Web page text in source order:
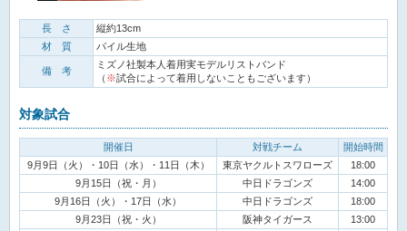
長 さ
縦約13cm
材 質
パイル生地
備 考
ミズノ社製本人着用実モデルリストバンド
（ ※試合によって着用しないこともございます）
対象試合
開催日 対戦チーム
開始時間
9月9日（火）・10日（水）・11日（木）
東京ヤクルトスワローズ
18:00
9月15日（祝・月）
中日ドラゴンズ
14:00
9月16日（火）・17日（水）
中日ドラゴンズ
18:00
9月23日（祝・火）
阪神タイガース
13:00